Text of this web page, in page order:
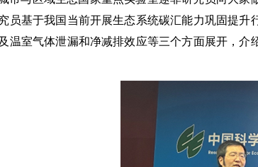
员基于我国当前开展生态系统碳汇能力巩固提
温室气体泄漏和净减排效应等三个方面展开，